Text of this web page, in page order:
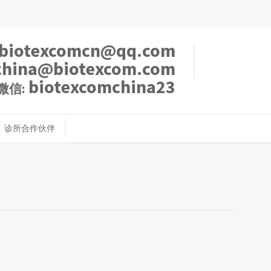
信: biotexcomchina23
诊所合作伙伴